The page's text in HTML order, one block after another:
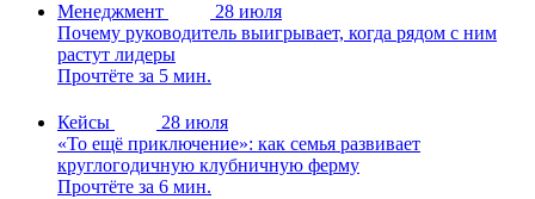
Менеджмент
28 июля
Почему руководитель выигрывает, когда рядом с ним
растут лидеры
Прочтёте за 5 мин.
Кейсы
28 июля
«То ещё приключение»: как семья развивает
круглогодичную клубничную ферму
Прочтёте за 6 мин.